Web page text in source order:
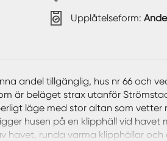
Upplåtelseform:
andel tillgänglig, hus nr 66 och
är beläget strax utanför
läge med stor altan som vetter
husen på en klipphäll vid havet
havet, runda varma klipphällar och